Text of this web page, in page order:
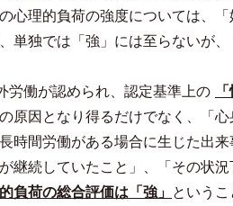
心理的負荷の強度については、
独では「強」には至らないが、
労働が認められ、認定基準上の
原因となり得るだけでなく、「
時間労働がある場合に生じた出
継続していたこと」、「その状
負荷の総合評価は「強」 というこ